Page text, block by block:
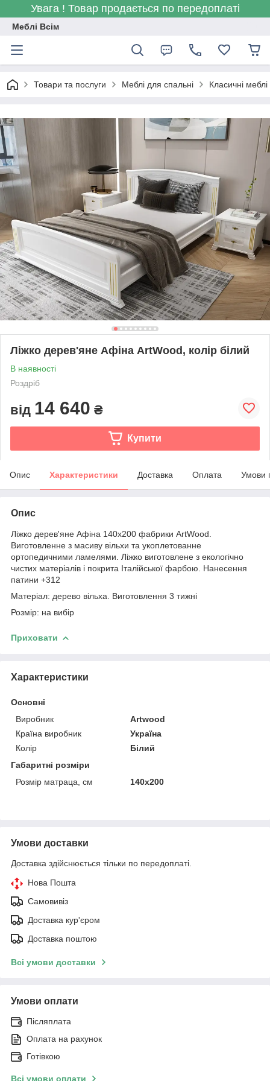
Увага ! Товар продається по передоплаті
Меблі Всім
Товари та послуги Меблі для спальні Класичні
Ліжко дерев'яне Афіна ArtWood, колір білий
В наявності
Роздріб
від 14 640 ₴
Купити
Опис Характеристики Доставка Оплата Умови
Опис
Ліжко дерев'яне Афіна 140х200 фабрики ArtWood.
Виготовленне з масиву вільхи та укоплетованне
ортопедичними ламелями. Ліжко виготовлене з екологічно
чистих матеріалів і покрита Італійської фарбою. Нанесення
патини +312
Матеріал: дерево вільха. Виготовлення 3 тижні
Розмір: на вибір
Приховати
Характеристики
Основні
Виробник
Artwood
Країна виробник
Україна
Колір
Білий
Габаритні розміри
Розмір матраца, см
140х200
Умови доставки
Доставка здійснюється тільки по передоплаті.
Нова Пошта
Самовивіз
Доставка кур'єром
Доставка поштою
Всі умови доставки
Умови оплати
Післяплата
Оплата на рахунок
Готівкою
Всі умови оплати